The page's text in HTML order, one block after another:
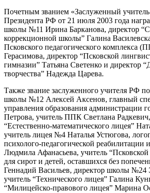
Почетным званием «Заслуженный
Президента РФ от 21 июля 2003 года
школы №11 Ирина Барканова, директор
коррекционной школы” Галина
Псковского педагогического комплекса
Герасимова, директор “Псковской
гимназии” Татьяна Светенко и директор
творчества” Надежда Царева.
Также звание заслуженного учителя РФ
школы №12 Алексей Аксенов, главный
управления образования администрации
Петрова, учитель ППК Светлана
“Естественно-математического лицея”
учитель лицея №4 Наталья Устюгова,
психолого-педагогической реабилитации
Людмила Афанасьева, учитель
для сирот и детей, оставшихся без
Геннадий Васильев, директор школы №24
учитель “Технического лицея” Галина
“Милицейско-правового лицея” Марина